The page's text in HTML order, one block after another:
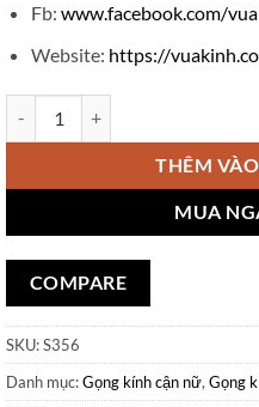
Fb:www.facebook.com/
Website: https://
THÊM
MUA
COMPARE
SKU:S356
Danh mục:Gọng kính cận nữ,Gọng